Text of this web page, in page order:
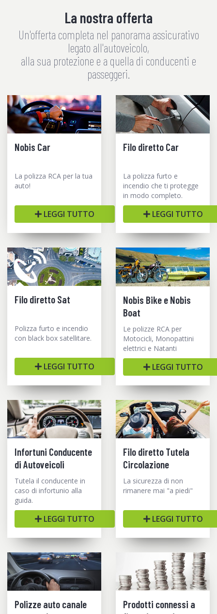
La nostra offerta
Un'offerta completa nel panorama assicurativo
legato all'autoveicolo,
alla sua protezione e a quella di conducenti e
passeggeri.
Nobis Car
La polizza RCA per la tua
auto!
LEGGI TUTTO
Filo diretto Car
La polizza furto e
incendio che ti protegge
in modo completo.
LEGGI TUTTO
Filo diretto Sat
Polizza furto e incendio
con black box satellitare.
LEGGI TUTTO
Nobis Bike e Nobis
Boat
Le polizze RCA per
Motocicli, Monopattini
elettrici e Natanti
LEGGI TUTTO
Infortuni Conducente
di Autoveicoli
Tutela il conducente in
caso di infortunio alla
guida.
LEGGI TUTTO
Filo diretto Tutela
Circolazione
La sicurezza di non
rimanere mai "a piedi"
LEGGI TUTTO
Polizze auto canale
Prodotti connessi a